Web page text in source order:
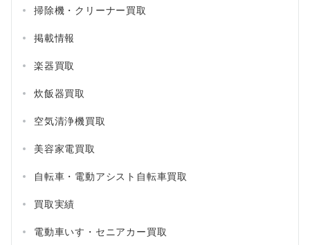
掃除機・クリーナー買取
掲載情報
楽器買取
炊飯器買取
空気清浄機買取
美容家電買取
自転車・電動アシスト自転車買取
買取実績
電動車いす・セニアカー買取